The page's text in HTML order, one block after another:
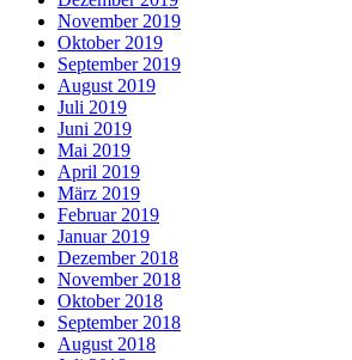
November 2019
Oktober 2019
September 2019
August 2019
Juli 2019
Juni 2019
Mai 2019
April 2019
März 2019
Februar 2019
Januar 2019
Dezember 2018
November 2018
Oktober 2018
September 2018
August 2018